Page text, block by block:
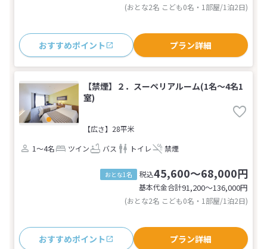
(おとな2名 こども0名・1部屋/1泊2日)
おすすめポイント プラン詳細
【禁煙】２．スーペリアルーム(1名～4名1
室)
【広さ】28平米
1～4名
ツイン バス トイレ 禁煙
おとな1名 税込45,600～68,000円
基本代金合計91,200〜136,000円
(おとな2名 こども0名・1部屋/1泊2日)
おすすめポイント プラン詳細